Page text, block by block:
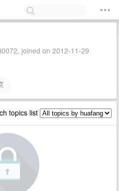
joined on 2012-11-29
topics list